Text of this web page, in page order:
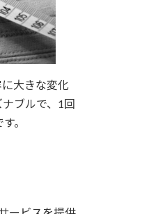
大きな変化
ブルで、1回
。